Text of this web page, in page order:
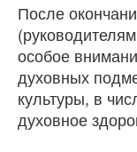
После
особое
духовных
культуры, в
духовное